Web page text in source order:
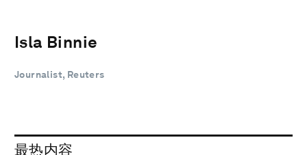
Isla Binnie
Journalist, Reuters
最热内容